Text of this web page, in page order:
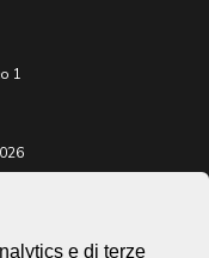
1
e di terze